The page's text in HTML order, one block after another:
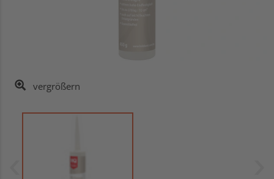
vergrößern